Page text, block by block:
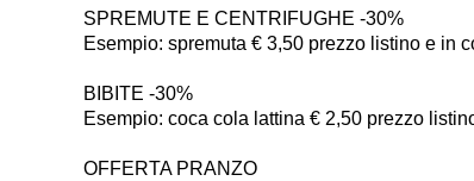
SPREMUTE E CENTRIFUGHE -30%
Esempio: spremuta € 3,50 prezzo listino e in
BIBITE -30%
Esempio: coca cola lattina € 2,50 prezzo
OFFERTA PRANZO